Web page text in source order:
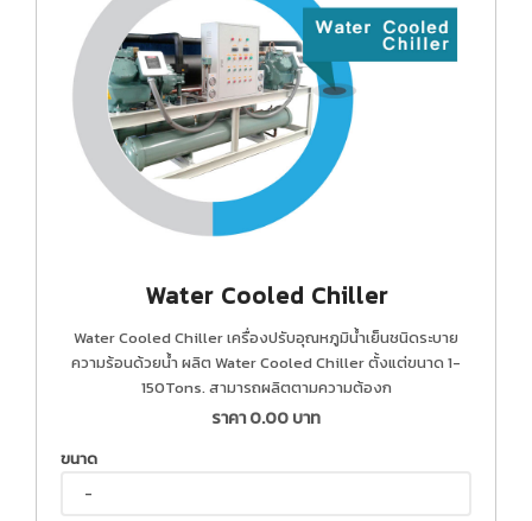
Water Cooled Chiller
Water Cooled Chiller เครื่องปรับอุณหภูมิน้ำเย็นชนิดระบาย
ความร้อนด้วยน้ำ ผลิต Water Cooled Chiller ตั้งแต่ขนาด 1-
150Tons. สามารถผลิตตามความต้องก
ราคา0.00บาท
ขนาด